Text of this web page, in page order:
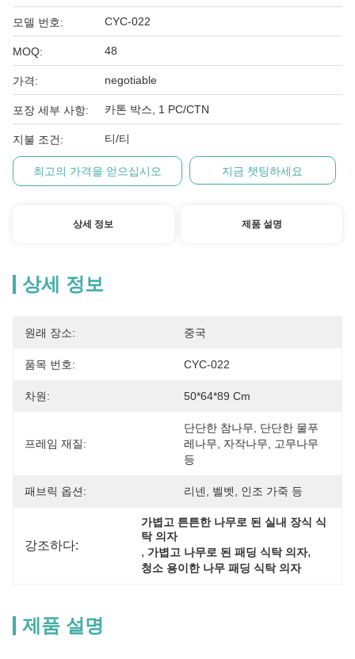
모델 번호: CYC-022
MOQ: 48
가격: negotiable
포장 세부 사항: 카톤 박스, 1 PC/CTN
지불 조건: 티/티
최고의 가격을 얻으십시오 지금 챗팅하세요
상세 정보 제품 설명
상세 정보
원래 장소: 중국
품목 번호: CYC-022
차원: 50*64*89 Cm
프레임 재질:
단단한 참나무, 단단한 물푸
레나무, 자작나무, 고무나무
등
패브릭 옵션: 리넨, 벨벳, 인조 가죽 등
강조하다:
가볍고 튼튼한 나무로 된 실내 장식 식
탁 의자
, 가볍고 나무로 된 패딩 식탁 의자,
청소 용이한 나무 패딩 식탁 의자
제품 설명